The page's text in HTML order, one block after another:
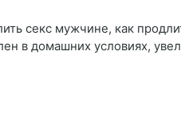
секс мужчине, как
в домашних условиях,